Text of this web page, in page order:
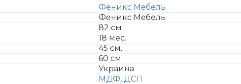
Феникс Мебель
Феникс Мебель
82 см
18 мес.
45 см.
60 см.
Украина
МДФ, ДСП